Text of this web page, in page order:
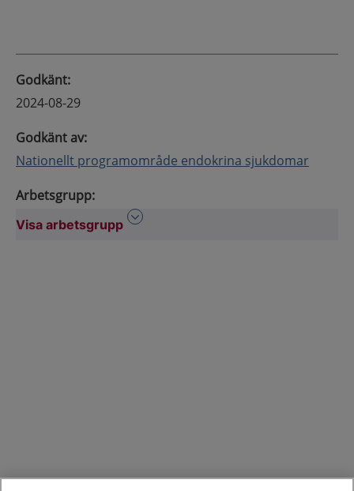
Godkänt:
2024-08-29
Godkänt av:
Nationellt programområde endokrina sjukdomar
Arbetsgrupp:
Visa arbetsgrupp Visa arbetsgrupp